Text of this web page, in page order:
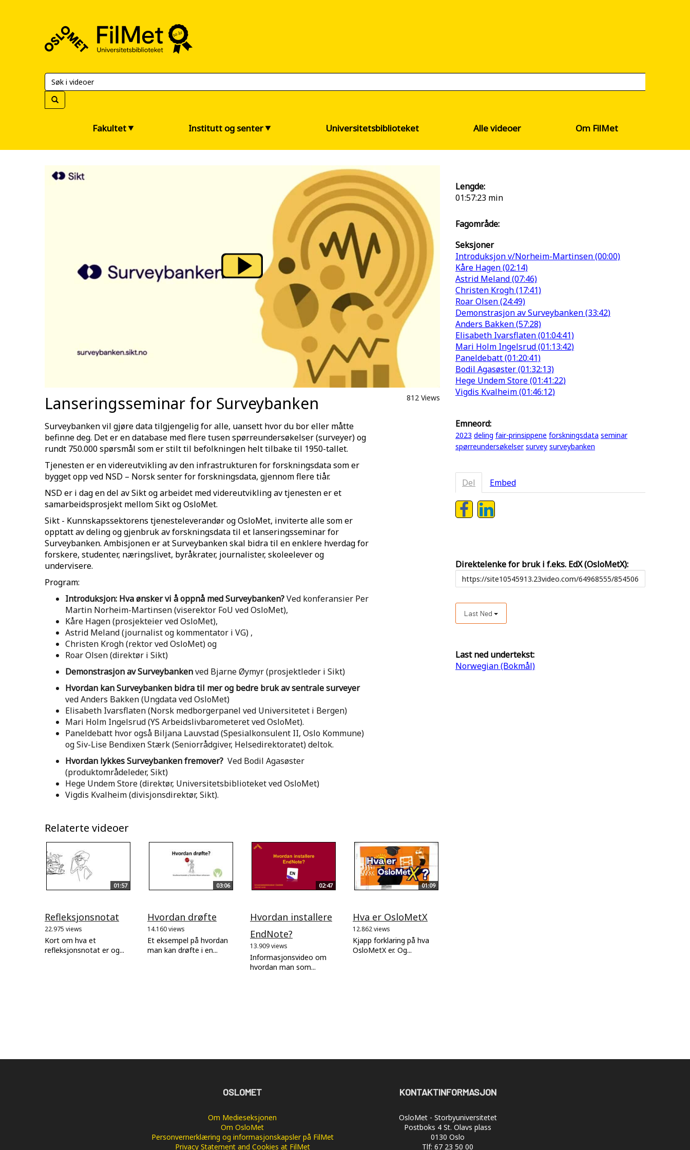
Universitetsbiblioteket
Fakultet Institutt og senter Universitetsbiblioteket Alle videoer Om FilMet
Lanseringsseminar for Surveybanken 812 Views
Surveybanken vil gjøre data tilgjengelig for alle, uansett hvor du bor eller måtte
befinne deg. Det er en database med flere tusen spørreundersøkelser (surveyer) og
rundt 750.000 spørsmål som er stilt til befolkningen helt tilbake til 1950-tallet.
Tjenesten er en videreutvikling av den infrastrukturen for forskningsdata som er
bygget opp ved NSD – Norsk senter for forskningsdata, gjennom flere tiår.
NSD er i dag en del av Sikt og arbeidet med videreutvikling av tjenesten er et
samarbeidsprosjekt mellom Sikt og OsloMet.
Sikt - Kunnskapssektorens tjenesteleverandør og OsloMet, inviterte alle som er
opptatt av deling og gjenbruk av forskningsdata til et lanseringsseminar for
Surveybanken. Ambisjonen er at Surveybanken skal bidra til en enklere hverdag for
forskere, studenter, næringslivet, byråkrater, journalister, skoleelever og
undervisere.
Program:
Introduksjon: Hva ønsker vi å oppnå med Surveybanken?Ved konferansier Per
Martin Norheim-Martinsen (viserektor FoU ved OsloMet),
Kåre Hagen (prosjekteier ved OsloMet),
Astrid Meland (journalist og kommentator i VG) ,
Christen Krogh (rektor ved OsloMet) og
Roar Olsen (direktør i Sikt)
Demonstrasjon av Surveybankenved Bjarne Øymyr (prosjektleder i Sikt)
Hvordan kan Surveybanken bidra til mer og bedre bruk av sentrale surveyer
ved Anders Bakken (Ungdata ved OsloMet)
Elisabeth Ivarsflaten (Norsk medborgerpanel ved Universitetet i Bergen)
Mari Holm Ingelsrud (YS Arbeidslivbarometeret ved OsloMet).
Paneldebatt hvor også Biljana Lauvstad (Spesialkonsulent II, Oslo Kommune)
og Siv-Lise Bendixen Stærk (Seniorrådgiver, Helsedirektoratet) deltok.
Hvordan lykkes Surveybanken fremover? Ved Bodil Agasøster
(produktområdeleder, Sikt)
Hege Undem Store (direktør, Universitetsbiblioteket ved OsloMet)
Vigdis Kvalheim (divisjonsdirektør, Sikt).
Relaterte videoer
01:57
Refleksjonsnotat
22.975 views
Kort om hva et
refleksjonsnotat er og...
03:06
Hvordan drøfte
14.160 views
Et eksempel på hvordan
man kan drøfte i en...
02:47
Hvordan installere
EndNote?
13.909 views
Informasjonsvideo om
hvordan man som...
01:09
Hva er OsloMetX
12.862 views
Kjapp forklaring på hva
OsloMetX er. Og...
Lengde:
01:57:23 min
Fagområde:
Seksjoner
Introduksjon v/Norheim-Martinsen (00:00)
Kåre Hagen (02:14)
Astrid Meland (07:46)
Christen Krogh (17:41)
Roar Olsen (24:49)
Demonstrasjon av Surveybanken (33:42)
Anders Bakken (57:28)
Elisabeth Ivarsflaten (01:04:41)
Mari Holm Ingelsrud (01:13:42)
Paneldebatt (01:20:41)
Bodil Agasøster (01:32:13)
Hege Undem Store (01:41:22)
Vigdis Kvalheim (01:46:12)
Emneord:
2023 deling fair-prinsippene forskningsdata seminar
spørreundersøkelser survey surveybanken
Del Embed
Direktelenke for bruk i f.eks. EdX (OsloMetX):
Last Ned
Last ned undertekst:
Norwegian (Bokmål)
OSLOMET
Om Medieseksjonen
Om OsloMet
Personvernerklæring og informasjonskapsler på FilMet
Privacy Statement and Cookies at FilMet
KONTAKTINFORMASJON
OsloMet - Storbyuniversitetet
Postboks 4 St. Olavs plass
0130 Oslo
Tlf: 67 23 50 00